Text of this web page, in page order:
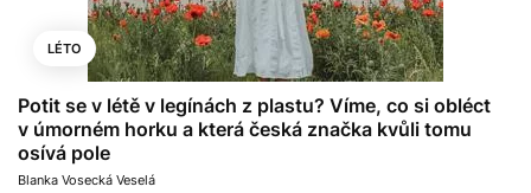
LÉTO
Potit se v létě v legínách z plastu? Víme, co si obléct
v úmorném horku a která česká značka kvůli tomu
osívá pole
Blanka Vosecká Veselá